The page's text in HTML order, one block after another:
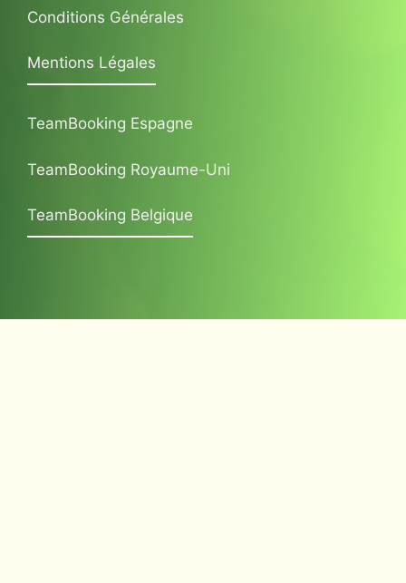
Conditions Générales
Mentions Légales
TeamBooking Espagne
TeamBooking Royaume-Uni
TeamBooking Belgique